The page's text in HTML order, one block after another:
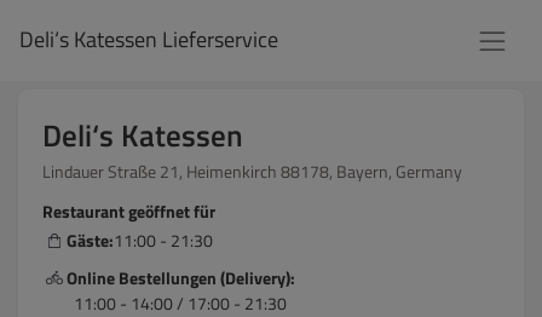
Deli‘s Katessen Lieferservice
Deli‘s Katessen
Lindauer Straße 21, Heimenkirch 88178, Bayern, Germany
Restaurant geöffnet für
Gäste:11:00 - 21:30
Online Bestellungen (Delivery):
11:00 - 14:00 / 17:00 - 21:30